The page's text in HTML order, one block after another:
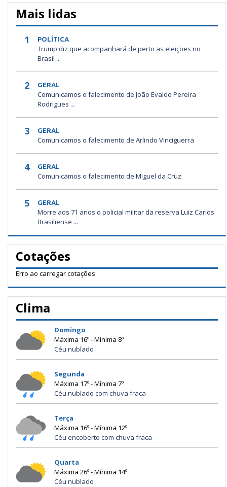
Mais lidas
1 POLÍTICA
Trump diz que acompanhará de perto as eleições no
Brasil ...
2 GERAL
Comunicamos o falecimento de João Evaldo Pereira
Rodrigues ...
3 GERAL
Comunicamos o falecimento de Arlindo Vinciguerra
4 GERAL
Comunicamos o falecimento de Miguel da Cruz
5 GERAL
Morre aos 71 anos o policial militar da reserva Luiz Carlos
Brasiliense ...
Cotações
Erro ao carregar cotações
Clima
Domingo
Máxima 16º - Mínima 8º
Céu nublado
Segunda
Máxima 17º - Mínima 7º
Céu nublado com chuva fraca
Terça
Máxima 16º - Mínima 12º
Céu encoberto com chuva fraca
Quarta
Máxima 26º - Mínima 14º
Céu nublado